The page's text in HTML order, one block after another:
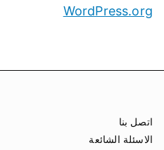
WordPress.org
اتصل بنا
الاسئلة الشائعة